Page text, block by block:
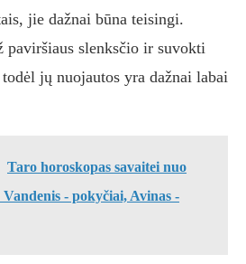
jie dažnai būna teisingi.
paviršiaus slenksčio ir suvokti
jų nuojautos yra dažnai labai
Taro horoskopas savaitei nuo
- pokyčiai, Avinas -